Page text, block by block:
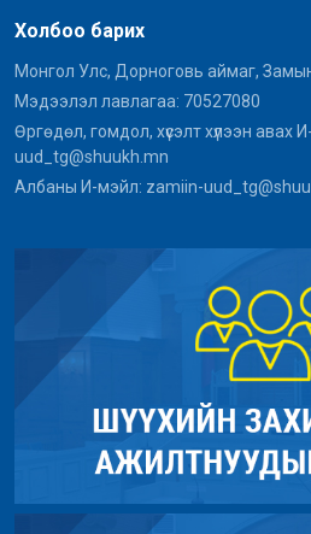
Холбоо барих
Монгол Улс, Дорноговь аймаг,
Мэдээлэл лавлагаа: 70527080
Өргөдөл, гомдол, хүсэлт хүлээн авах
uud_tg@shuukh.mn
Албаны И-мэйл: zamiin-